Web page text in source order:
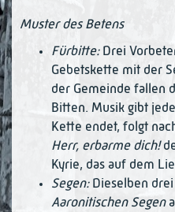
Muster des Betens
Fürbitte: Drei
Gebetskette mit der
der Gemeinde fallen
Bitten. Musik gibt
Kette endet, folgt
Herr, er­barme dich!
Kyrie, das auf dem
Segen:Dieselben drei
Aaronitischen Segen